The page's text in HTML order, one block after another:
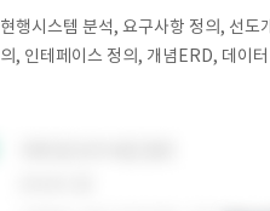
현행시스템 분석, 요구사항 정의, 선
의, 인테페이스 정의, 개념ERD, 데이